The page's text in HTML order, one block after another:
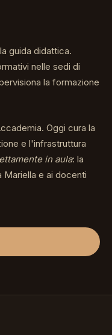
guida didattica.
nelle sedi di
la formazione
Oggi cura la
e l'infrastruttura
in aula: la
e ai docenti